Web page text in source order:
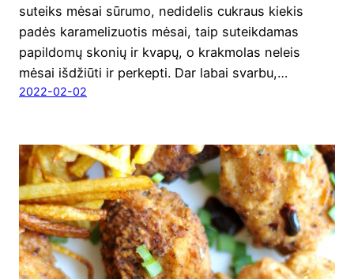
suteiks mėsai sūru­mo, nedi­de­lis cuk­raus kie­kis
padės kara­me­li­zuo­tis mėsai, taip suteik­da­mas
papil­do­mų sko­nių ir kva­pų, o krak­mo­las neleis
mėsai išdžiū­ti ir perkepti. Dar labai svar­bu,…
2022-02-02